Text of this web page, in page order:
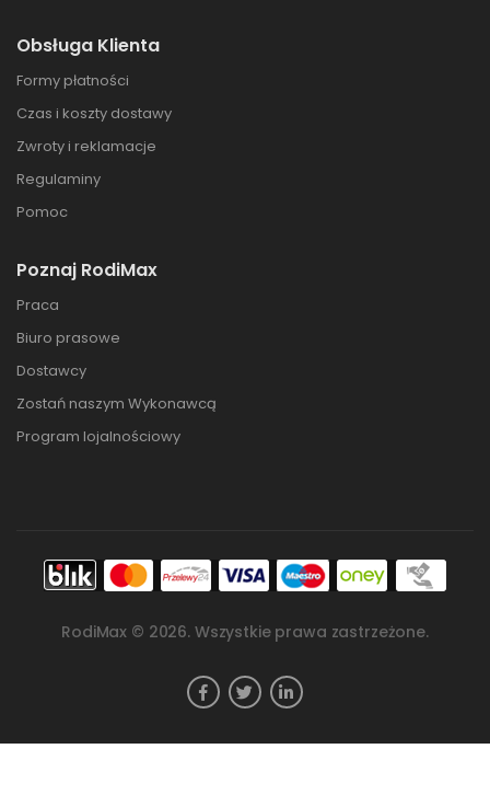
Obsługa Klienta
Formy płatności
Czas i koszty dostawy
Zwroty i reklamacje
Regulaminy
Pomoc
Poznaj RodiMax
Praca
Biuro prasowe
Dostawcy
Zostań naszym Wykonawcą
Program lojalnościowy
RodiMax © 2026. Wszystkie prawa zastrzeżone.